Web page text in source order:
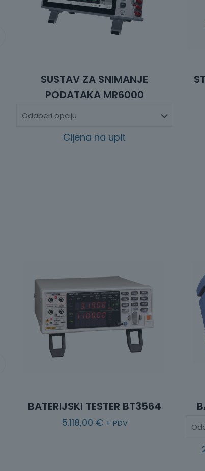
SUSTAV ZA SNIMANJE
PODATAKA MR6000
Cijena na upit
BATERIJSKI TESTER BT3564
5.118,00 € + PDV